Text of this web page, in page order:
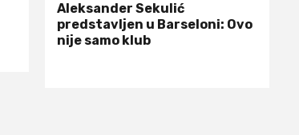
Aleksander Sekulić
predstavljen u Barseloni: Ovo
nije samo klub